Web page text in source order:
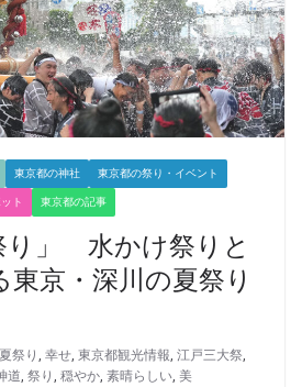
東京都の神社 東京都の祭り・イベント
ト 東京都の記事
り」 水かけ祭りと
東京・深川の夏祭り
夏祭り 幸せ 東京都観光情報 江戸三大祭
道 祭り 穏やか 素晴らしい 美